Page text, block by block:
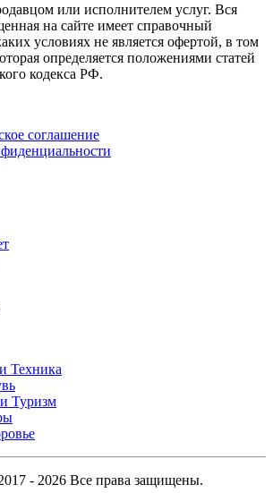
или исполнителем услуг. Вся
на сайте имеет справочный
условиях не является офертой, в том
определяется положениями статей
кодекса РФ.
соглашение
Техника
Туризм
- 2026 Все права защищены.